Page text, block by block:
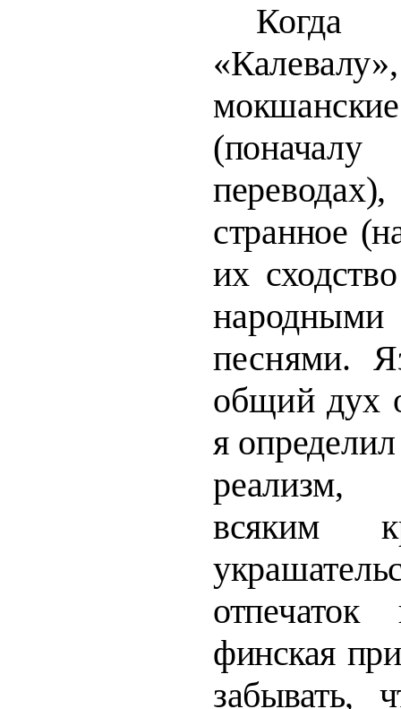
странное
их
песнями.
общий дух
я
всяким
отпечаток
финская
забывать,